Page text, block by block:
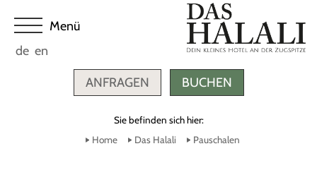
de en
ANFRAGEN BUCHEN
Sie befinden sich hier:
Home
Das Halali Pauschalen